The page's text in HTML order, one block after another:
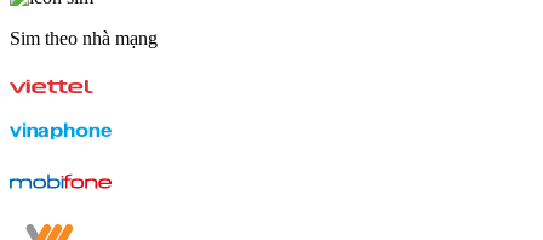
Sim theo nhà mạng